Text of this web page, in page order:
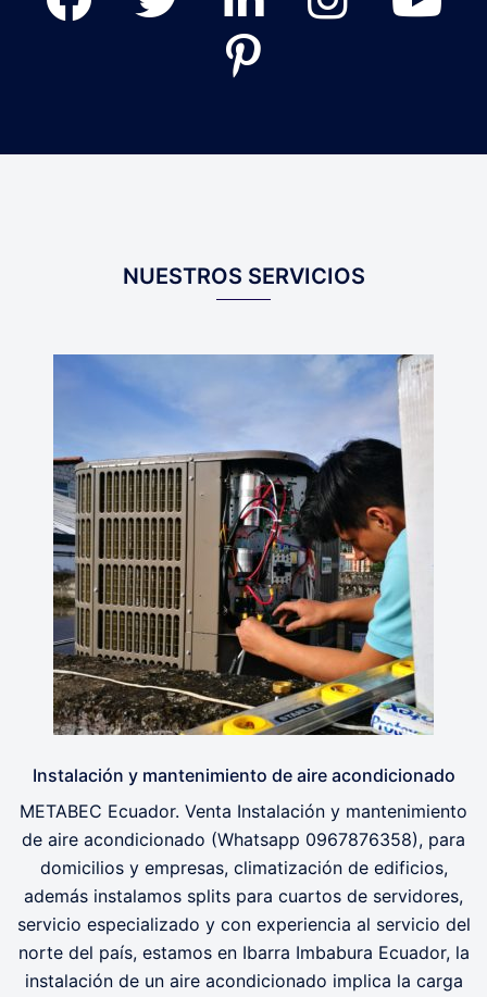
Pinterest
NUESTROS SERVICIOS
Instalación y mantenimiento de aire acondicionado
METABEC Ecuador. Venta Instalación y mantenimiento
de aire acondicionado (Whatsapp 0967876358), para
domicilios y empresas, climatización de edificios,
además instalamos splits para cuartos de servidores,
servicio especializado y con experiencia al servicio del
norte del país, estamos en Ibarra Imbabura Ecuador, la
instalación de un aire acondicionado implica la carga